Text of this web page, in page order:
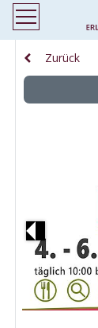
Zurück
Previous